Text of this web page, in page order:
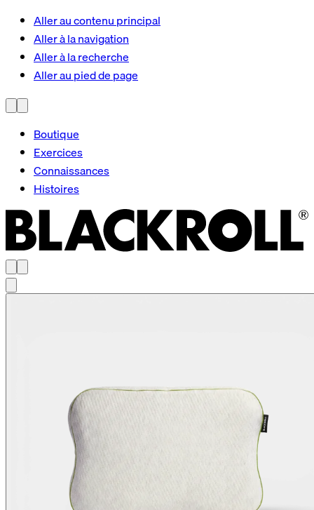
Aller au contenu principal
Aller à la navigation
Aller à la recherche
Aller au pied de page
Boutique
Exercices
Connaissances
Histoires